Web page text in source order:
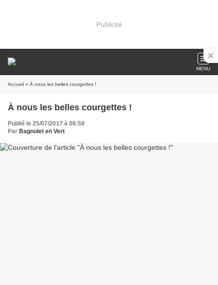
Publicité
MENU
Accueil » À nous les belles courgettes !
À nous les belles courgettes !
Publié le 25/07/2017 à 06:58
Par Bagnolet en Vert